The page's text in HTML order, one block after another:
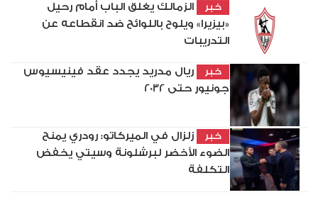
خبر
الزمالك يغلق الباب أمام رحيل
«بيزيرا» ويلوح باللوائح ضد انقطاعه عن
التدريبات
خبر
ريال مدريد يجدد عقد فينيسيوس
جونيور حتى 2032
خبر
زلزال في الميركاتو: رودري يمنح
الضوء الأخضر لبرشلونة وسيتي يخفض
التكلفة